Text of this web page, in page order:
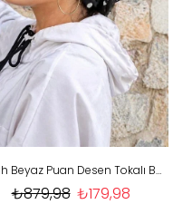
Siyah Beyaz Puan Desen Tokalı Bone
₺179,98
₺879,98